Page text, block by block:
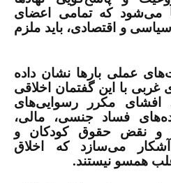
می‌شود که تمامی اعضای
و اقتصادی، باید ملزم
عملی بارها نشان داده
غربی با این گفتمان اخلاقی
افشای مکرر رسوایی‌های
فساد جنسی، مالی،
و نقض حقوق کودکان و
می‌سازد که اخلاق
همسو نیستند.